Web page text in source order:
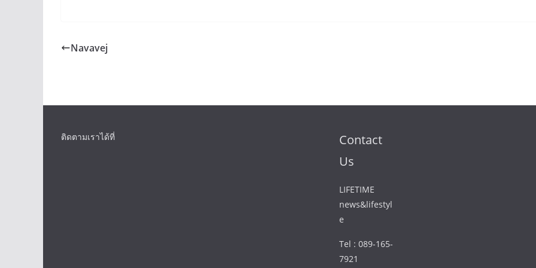
Navavej
ติดตามเราได้ที่
Contact
Us
LIFETIME
news&lifestyl
e
Tel : 089-165-
7921